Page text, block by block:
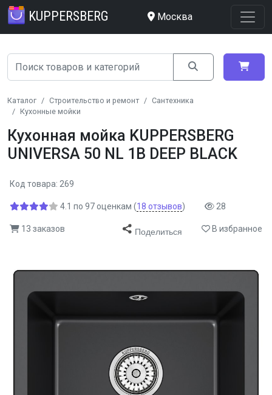
KUPPERSBERG Москва
Каталог Строительство и ремонт
Сантехника
Кухонные мойки
Кухонная мойка KUPPERSBERG
UNIVERSA 50 NL 1B DEEP BLACK
Код товара: 269
4.1 по 97 оценкам (18 отзывов) 28
13 заказов Поделиться В избранное